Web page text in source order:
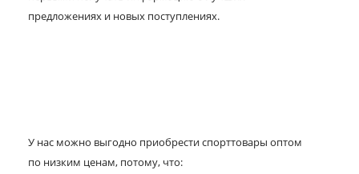
предложениях и новых поступлениях.
У нас можно выгодно приобрести спорттовары оптом
по низким ценам, потому, что: